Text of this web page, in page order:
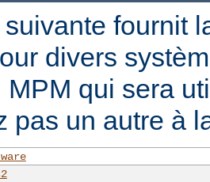
fournit
divers
MPM qui sera
pas un autre à